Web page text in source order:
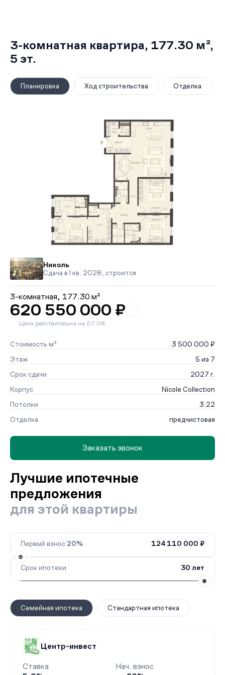
3-комнатная квартира, 177.30 м²,
5 эт.
Планировка Ход строительства Отделка
Николь
Сдача в I кв. 2028, строится
3-комнатная, 177.30 м²
620 550 000 ₽
Цена действительна на 07.08
Стоимость м²
3 500 000 ₽
Этаж
5 из 7
Срок сдачи
2027 г.
Корпус
Nicole Collection
Потолки
3.22
Отделка
предчистовая
Заказать звонок
Лучшие ипотечные
предложения
для этой квартиры
Первый взнос 20% 124 110 000 ₽
Срок ипотеки 30 лет
Семейная ипотека Стандартная ипотека
Центр-инвест
Ставка
Нач. взнос